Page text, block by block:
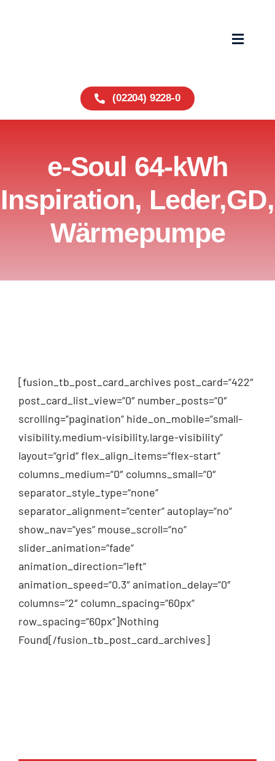
Toggle
Home
Fahrzeuge
Service
Über uns
Wohnmobile
(02204) 9228-0
e-Soul 64-kWh
Inspiration, Leder,GD,
Wärmepumpe
[fusion_tb_post_card_archives post_card=“422″
post_card_list_view=“0″ number_posts=“0″
scrolling=“pagination“ hide_on_mobile=“small-
visibility,medium-visibility,large-visibility“
layout=“grid“ flex_align_items=“flex-start“
columns_medium=“0″ columns_small=“0″
separator_style_type=“none“
separator_alignment=“center“ autoplay=“no“
show_nav=“yes“ mouse_scroll=“no“
slider_animation=“fade“
animation_direction=“left“
animation_speed=“0.3″ animation_delay=“0″
columns=“2″ column_spacing=“60px“
row_spacing=“60px“]Nothing
Found[/fusion_tb_post_card_archives]